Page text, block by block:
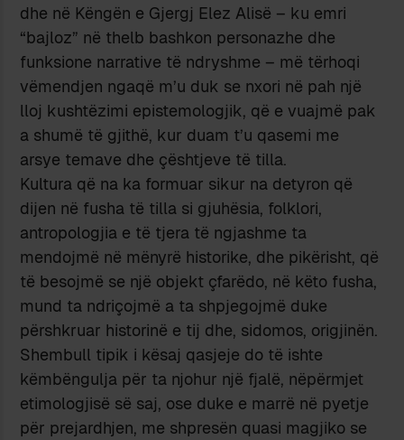
dhe në Këngën e Gjergj Elez Alisë – ku emri
“bajloz” në thelb bashkon personazhe dhe
funksione narrative të ndryshme – më tërhoqi
vëmendjen ngaqë m’u duk se nxori në pah një
lloj kushtëzimi epistemologjik, që e vuajmë pak
a shumë të gjithë, kur duam t’u qasemi me
arsye temave dhe çështjeve të tilla.
Kultura që na ka formuar sikur na detyron që
dijen në fusha të tilla si gjuhësia, folklori,
antropologjia e të tjera të ngjashme ta
mendojmë në mënyrë historike, dhe pikërisht, që
të besojmë se një objekt çfarëdo, në këto fusha,
mund ta ndriçojmë a ta shpjegojmë duke
përshkruar historinë e tij dhe, sidomos, origjinën.
Shembull tipik i kësaj qasjeje do të ishte
këmbëngulja për ta njohur një fjalë, nëpërmjet
etimologjisë së saj, ose duke e marrë në pyetje
për prejardhjen, me shpresën quasi magjiko se